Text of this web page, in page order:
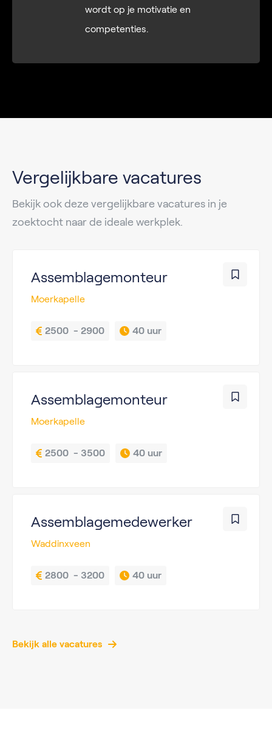
wordt op je motivatie en
competenties.
Vergelijkbare vacatures
Bekijk ook deze vergelijkbare vacatures in je
zoektocht naar de ideale werkplek.
Assemblagemonteur
Moerkapelle
2500  - 2900 40 uur
Assemblagemonteur
Moerkapelle
2500  - 3500 40 uur
Assemblagemedewerker
Waddinxveen
2800  - 3200 40 uur
Bekijk alle vacatures